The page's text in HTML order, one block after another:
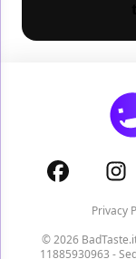
Privacy
© 2026
11885930963 -